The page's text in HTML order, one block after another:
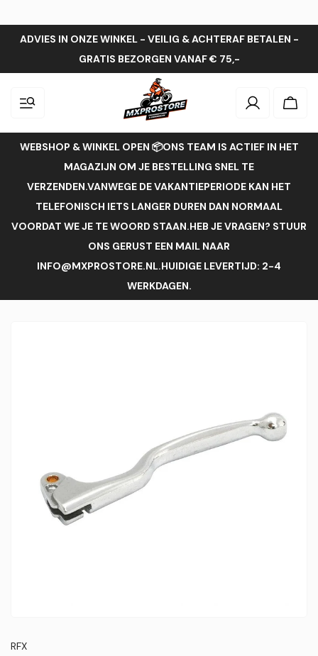
ADVIES IN ONZE WINKEL - VEILIG & ACHTERAF BETALEN -
GRATIS BEZORGEN VANAF € 75,-
Inloggen
WEBSHOP & WINKEL OPEN 📦ONS TEAM IS ACTIEF IN HET
MAGAZIJN OM JE BESTELLING SNEL TE
VERZENDEN.VANWEGE DE VAKANTIEPERIODE KAN HET
TELEFONISCH IETS LANGER DUREN DAN NORMAAL
VOORDAT WE JE TE WOORD STAAN.HEB JE VRAGEN? STUUR
ONS GERUST EEN MAIL NAAR
INFO@MXPROSTORE.NL.HUIDIGE LEVERTIJD: 2-4
WERKDAGEN.
RFX